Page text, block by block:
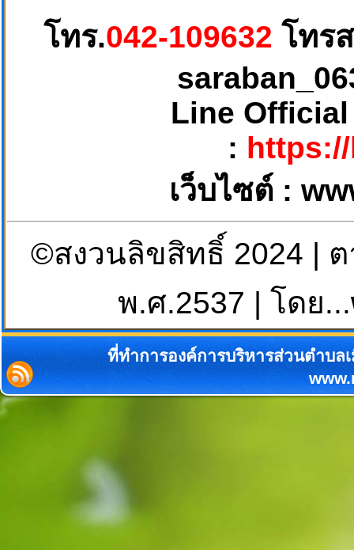
โทร.042-109632 โทร
Line
:
เว็บไซต์ :
©สงวนลิขสิทธิ์ 2024 |
พ.ศ.2537 | โดย...
ที่ทำการองค์การบริหารส่วนตำบล